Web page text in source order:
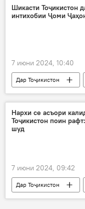
истеҳсоли алюминий
Шикасти Тоҷикистон
интихобии Ҷоми
7 июни 2024, 10:40
Дар Тоҷикистон
Навигариҳои варзиши
шикаст
Нархи се асъори
Тоҷикистон поин
шуд
7 июни 2024, 09:42
Дар Тоҷикистон
доллар
евро